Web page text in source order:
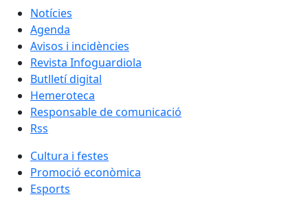
Notícies
Agenda
Avisos i incidències
Revista Infoguardiola
Butlletí digital
Hemeroteca
Responsable de comunicació
Rss
Cultura i festes
Promoció econòmica
Esports